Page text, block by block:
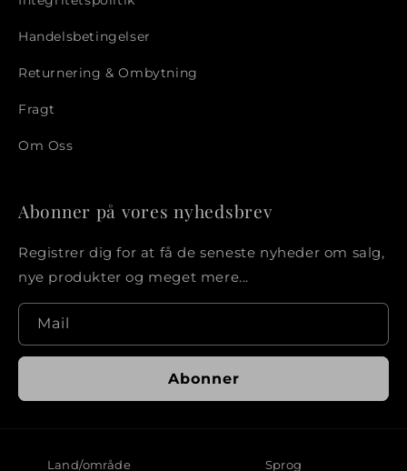
Handelsbetingelser
Returnering & Ombytning
Fragt
Om Oss
Abonner på vores nyhedsbrev
Registrer dig for at få de seneste nyheder om salg,
nye produkter og meget mere...
Mail
Abonner
Land/område Sprog